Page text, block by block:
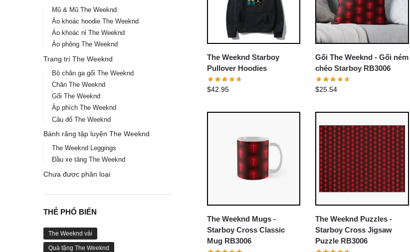
The Weeknd Starboy
Pullover Hoodies
$42.95
Gối The Weeknd - Gối ném
chéo Starboy RB3006
$25.54
The Weeknd Mugs -
Starboy Cross Classic
Mug RB3006
The Weeknd Puzzles -
Starboy Cross Jigsaw
Puzzle RB3006
Mũ & Mũ The Weeknd
Áo khoác hoodie The Weeknd
Áo khoác nỉ The Weeknd
Áo phông The Weeknd
Trang trí The Weeknd
Bộ chăn ga gối The Weeknd
Chăn The Weeknd
Gối The Weeknd
Áp phích The Weeknd
Câu đố The Weeknd
Bánh răng tập luyện The Weeknd
The Weeknd Leggings
Đầu xe tăng The Weeknd
Chưa được phân loại
THẺ PHỔ BIẾN
The Weeknd vải
Quà tặng The Weeknd